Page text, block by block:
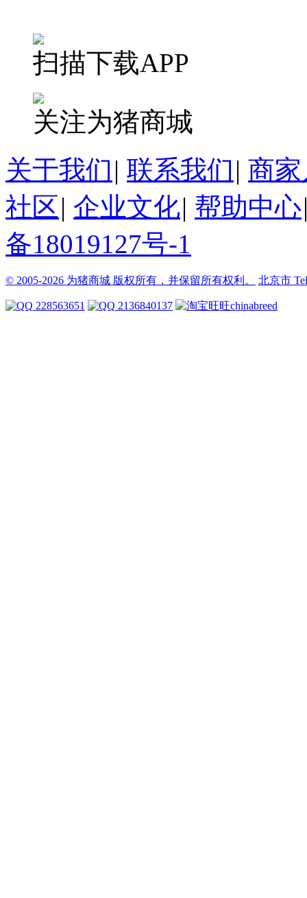
扫描下载APP
关注为猪商城
关于我们 | 联系我们 | 商
社区| 企业文化| 帮助中心
备18019127号-1
© 2005-2026 为猪商城 版权所有，并保留所有权利。 北京市
228563651 2136840137 chinabreed